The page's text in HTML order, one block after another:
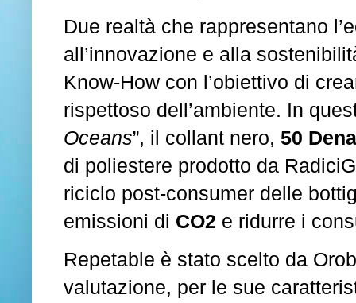
Due realtà che rappresentano
all’innovazione e alla
Know-How con l’obiettivo di
rispettoso dell’ambiente. In
Oceans”, il collant nero, 50
di poliestere prodotto da
riciclo post-consumer delle
emissioni di CO2 e ridurre i
Repetable è stato scelto da
valutazione, per le sue